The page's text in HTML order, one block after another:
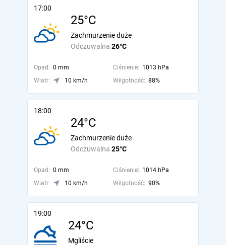
17:00
25°C
Odczuwalna 26°C
Zachmurzenie duże
Opad: 0 mm Ciśnienie: 1013 hPa
Wiatr:
10 km/h Wilgotność: 88%
18:00
24°C
Odczuwalna 25°C
Zachmurzenie duże
Opad: 0 mm Ciśnienie: 1014 hPa
Wiatr:
10 km/h Wilgotność: 90%
19:00
24°C
Mgliście